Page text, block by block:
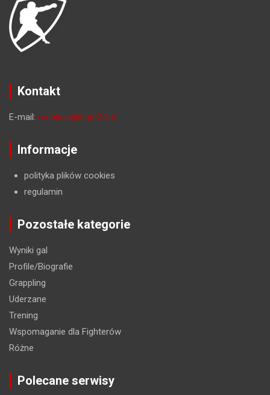
Kontakt
E-mail: redakcja@fight24.pl
Informacje
polityka plików cookies
regulamin
Pozostałe kategorie
Wyniki gal
Profile/Biografie
Grappling
Uderzane
Trening
Wspomaganie dla Fighterów
Różne
Polecane serwisy